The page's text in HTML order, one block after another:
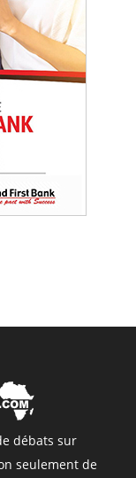
débats sur
seulement de